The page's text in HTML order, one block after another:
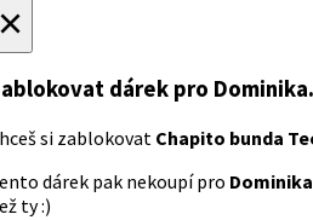
dárek pro
si zablokovat Chapito bunda
dárek pak nekoupí pro
ty :)